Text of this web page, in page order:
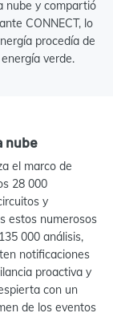
nube y compartió
CONNECT, lo
procedía de
verde.
nube
el marco de
28 000
y
estos numerosos
000 análisis,
notificaciones
proactiva y
con un
de los eventos